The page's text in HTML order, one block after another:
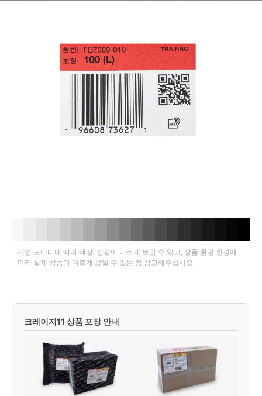
개인 모니터에 따라 색상, 질감이 다르게 보일 수 있고, 상품 촬영 환경에
따라 실제 상품과 다르게 보일 수 있는 점 참고해주십시오.
크레이지11 상품 포장 안내